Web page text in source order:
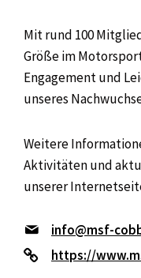
Mit rund 100
Größe im
Engagement und
unseres
Weitere
Aktivitäten und
unserer
info@msf-
https://